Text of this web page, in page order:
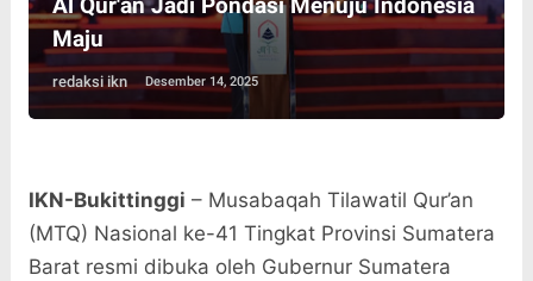
Maju
redaksi ikn Desember 14, 2025
IKN-Bukittinggi – Musabaqah Tilawatil Qur’an
(MTQ) Nasional ke-41 Tingkat Provinsi Sumatera
Barat resmi dibuka oleh Gubernur Sumatera